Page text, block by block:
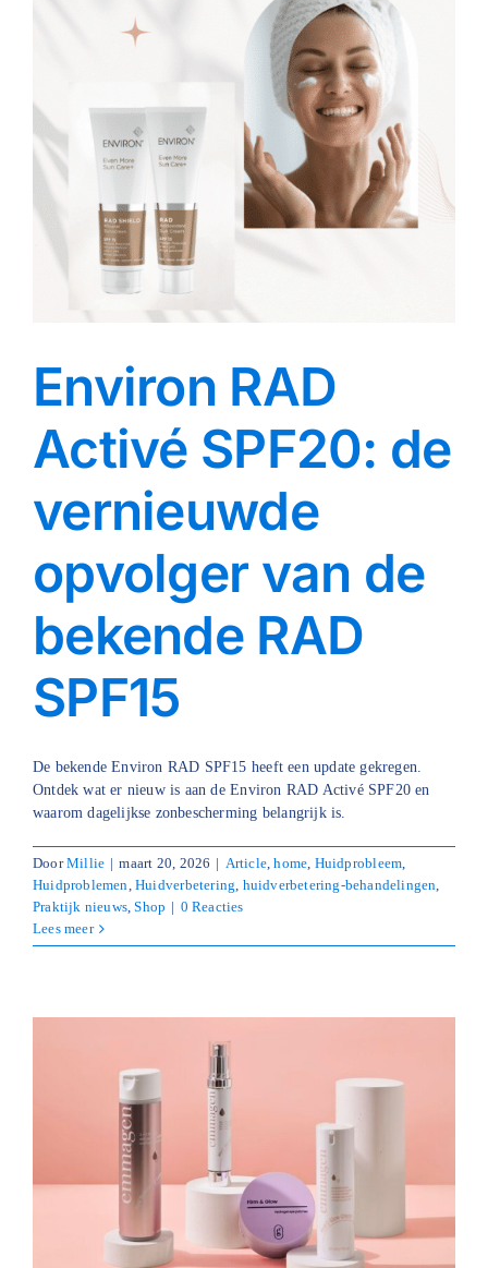
Environ RAD
Activé SPF20: de
vernieuwde
opvolger van de
bekende RAD
SPF15
De bekende Environ RAD SPF15 heeft een update gekregen.
Ontdek wat er nieuw is aan de Environ RAD Activé SPF20 en
waarom dagelijkse zonbescherming belangrijk is.
DoorMillie | maart 20, 2026 | Article,home, Huidprobleem,
Huidproblemen,Huidverbetering, huidverbetering-behandelingen,
Praktijk nieuws,Shop | 0 Reacties
Lees meer